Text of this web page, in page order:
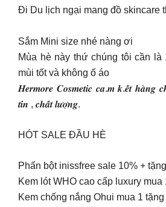
Đi Du lịch ngại mang đồ skincare
Sắm Mini size nhé nàng ơi
Mùa hè này thứ chúng tôi cần
mùi tốt và không ố áo
𝑯𝒆𝒓𝒎𝒐𝒓𝒆 𝑪𝒐𝒔𝒎𝒆𝒕𝒊𝒄 𝒄𝒂.𝒎 𝒌.𝒆̂́𝒕 𝒉𝒂̀𝒏𝒈
𝒕𝒊́𝒏 , 𝒄𝒉𝒂̂́𝒕 𝒍𝒖̛𝒐̛̣𝒏𝒈.
HÓT SALE ĐẦU HÈ
Phấn bột inissfree sale 10% +
Kem lót WHO cao cấp luxury mua
Kem chống nắng Ohui mua 1 tặng